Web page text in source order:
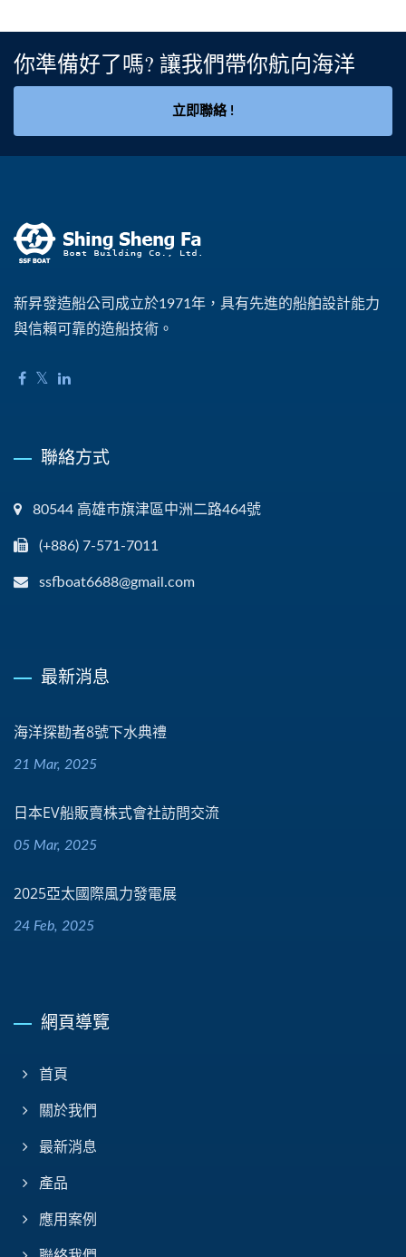
你準備好了嗎? 讓我們帶你航向海洋
立即聯絡 !
新昇發造船公司成立於1971年，具有先進的船舶設計能力
與信賴可靠的造船技術。
聯絡方式
80544 高雄巿旗津區中洲二路464號
(+886) 7-571-7011
ssfboat6688@gmail.com
最新消息
海洋探勘者8號下水典禮
21 Mar, 2025
日本EV船販賣株式會社訪問交流
05 Mar, 2025
2025亞太國際風力發電展
24 Feb, 2025
網頁導覽
首頁
關於我們
最新消息
產品
應用案例